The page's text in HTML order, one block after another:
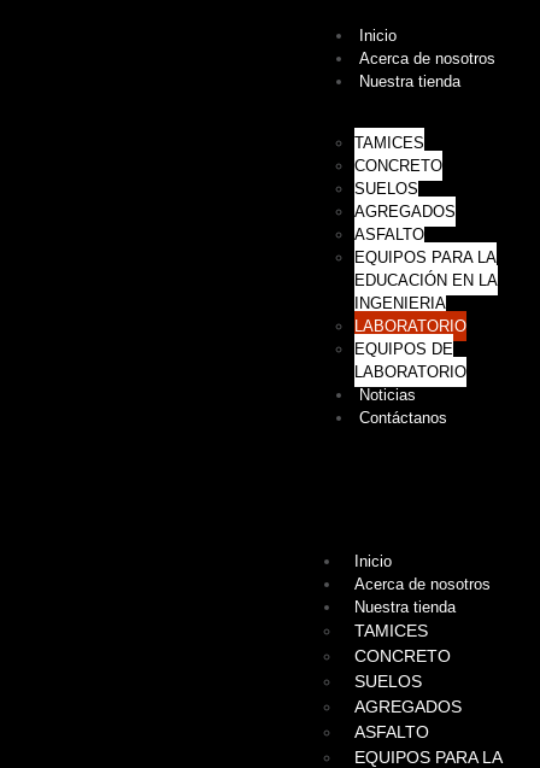
Inicio
Acerca de nosotros
Nuestra tienda
TAMICES
CONCRETO
SUELOS
AGREGADOS
ASFALTO
EQUIPOS PARA LA
EDUCACIÓN EN LA
INGENIERIA
LABORATORIO
EQUIPOS DE
LABORATORIO
Noticias
Contáctanos
Inicio
Acerca de nosotros
Nuestra tienda
TAMICES
CONCRETO
SUELOS
AGREGADOS
ASFALTO
EQUIPOS PARA LA